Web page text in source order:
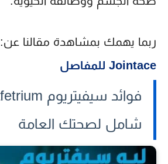
ربما يهمك بمشاهدة مقالنا عن:
Jointace للمفاصل
شامل لصحتك العامة